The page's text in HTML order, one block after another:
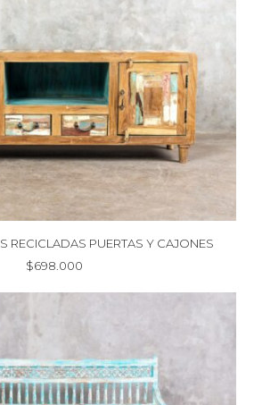
RECICLADAS PUERTAS Y CAJONES
$698.000